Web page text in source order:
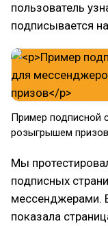
пользователь
подписывается
Пример подписной
розыгрышем призов
Мы
подписных
мессенджерами.
показала